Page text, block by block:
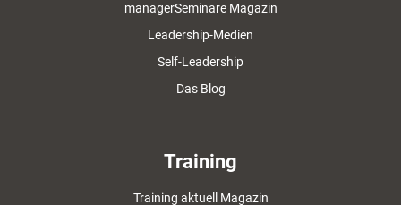
managerSeminare Magazin
Leadership-Medien
Self-Leadership
Das Blog
Training
Training aktuell Magazin